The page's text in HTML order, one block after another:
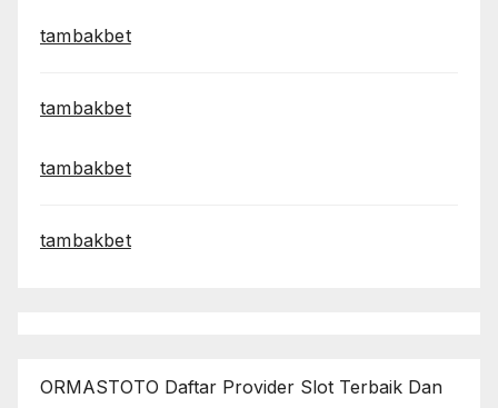
tambakbet
tambakbet
tambakbet
tambakbet
ORMASTOTO Daftar Provider Slot Terbaik Dan